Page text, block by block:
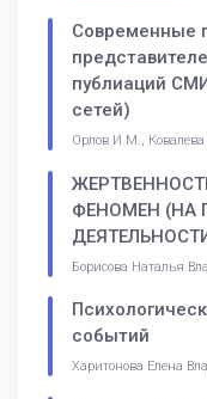
Современные
публиаций
сетей)
Орлов И.М.,
ФЕНОМЕН (НА
Борисова Наталья
событий
Харитонова Елена